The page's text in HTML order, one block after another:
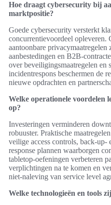
Hoe draagt cybersecurity bij
marktpositie?
Goede cybersecurity versterkt
concurrentievoordeel
aantoonbare
aanbestedingen en B2B-
over beveiligingsmaatregelen en
incidentrespons beschermen de
nieuwe opdrachten en
Welke operationele voordelen
op?
Investeringen verminderen
robuuster. Praktische
veilige access controls, back-up-
response plannen waarborgen
tabletop-oefeningen verbeteren
verplichtingen na te komen en
niet-naleving van service level
Welke technologieën en tools